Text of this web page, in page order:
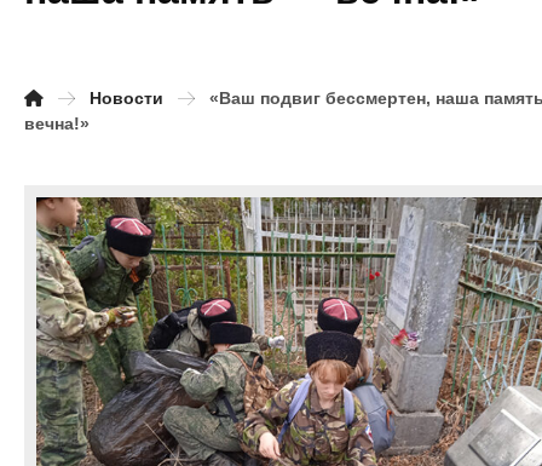
Новости
«Ваш подвиг бессмертен, наша
вечна!»